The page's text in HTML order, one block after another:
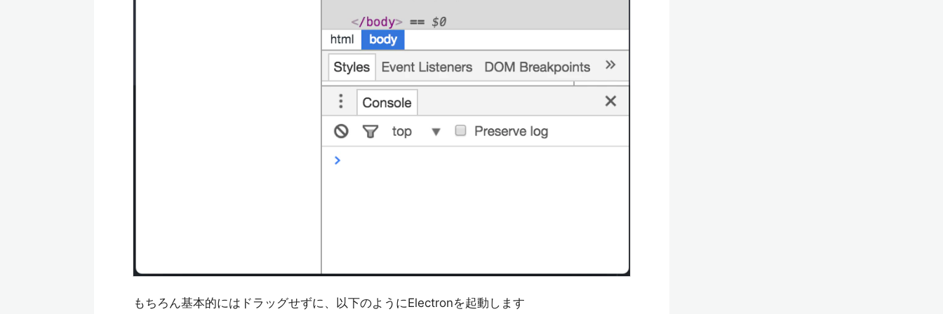
もちろん基本的にはドラッグせずに、以下のようにElectronを起動します